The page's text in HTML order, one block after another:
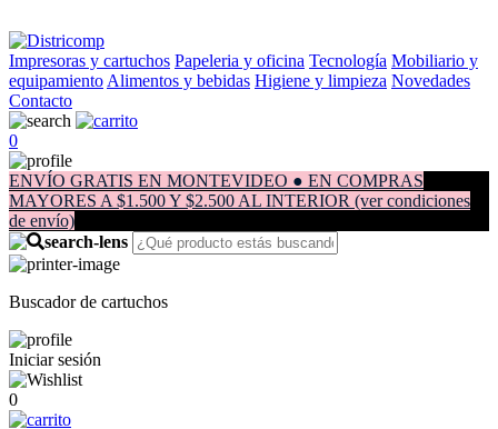
Impresoras y cartuchos Papeleria y oficina Tecnología Mobiliario y
equipamiento Alimentos y bebidas Higiene y limpieza Novedades
Contacto
0
ENVÍO GRATIS EN MONTEVIDEO ● EN COMPRAS
MAYORES A $1.500 Y $2.500 AL INTERIOR (ver condiciones
de envío)
Buscador de cartuchos
Iniciar sesión
0